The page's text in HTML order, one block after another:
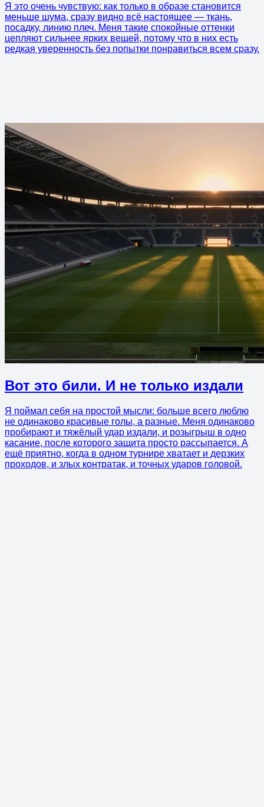
Я это очень чувствую: как только в образе становится
меньше шума, сразу видно всё настоящее — ткань,
посадку, линию плеч. Меня такие спокойные оттенки
цепляют сильнее ярких вещей, потому что в них есть
редкая уверенность без попытки понравиться всем сразу.
Вот это били. И не только издали
Я поймал себя на простой мысли: больше всего люблю
не одинаково красивые голы, а разные. Меня одинаково
пробирают и тяжёлый удар издали, и розыгрыш в одно
касание, после которого защита просто рассыпается. А
ещё приятно, когда в одном турнире хватает и дерзких
проходов, и злых контратак, и точных ударов головой.